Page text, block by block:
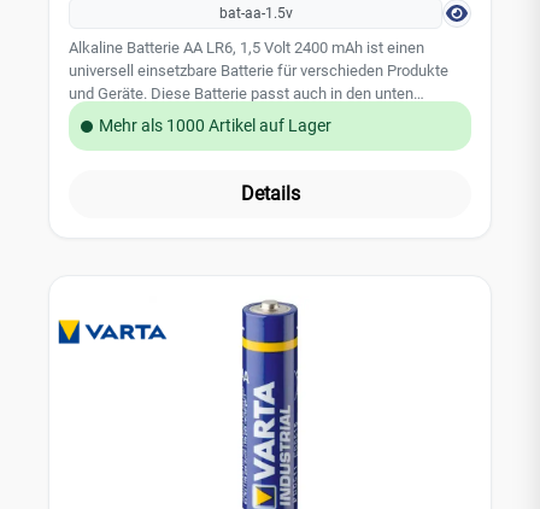
bat-aa-1.5v
Alkaline Batterie AA LR6, 1,5 Volt 2400 mAh ist einen
universell einsetzbare Batterie für verschieden Produkte
und Geräte. Diese Batterie passt auch in den unten
genannten Artikel: JA-120N JA-111ST JA-111ST-A JA-
150M JA-150MB JA-150P JA-150ST JA-151ST JA-151ST-A
Mehr als 1000 Artikel auf Lager
Details